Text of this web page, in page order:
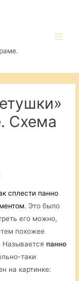
Схема
сплести панно
. Это было
его можно,
похожее
Называетсяпанно
таки
на картинке: